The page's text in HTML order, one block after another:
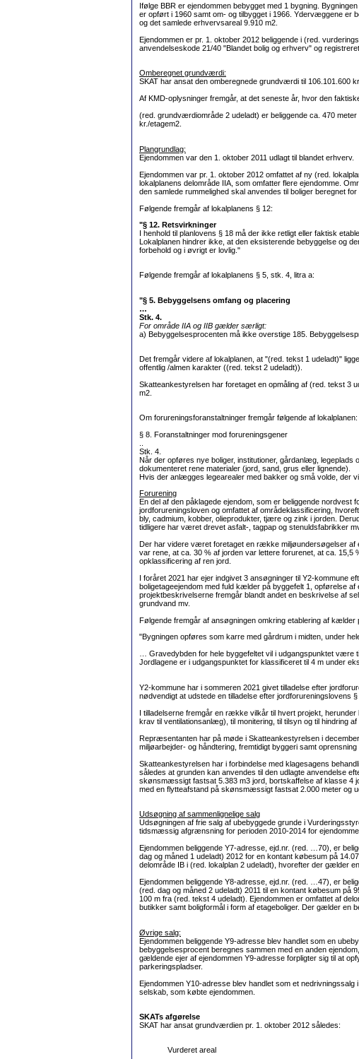
Ifølge BBR er ejendommen bebygget med 1 bygning.
er opført i 1960 samt om- og tilbygget i 1966. Ydervæggene er
og det samlede erhvervsareal 9.910 m2.
Ejendommen er pr. 1. oktober 2012 beliggende i (red.
anvendelseskode 21/40 "Blandet bolig og erhverv" og
Omberegnet grundværdi:
SKAT har ansat den omberegnede grundværdi til 106.101.600
Af KMD-oplysninger fremgår, at det seneste år, hvor den
(red. grundværdiområde 2 udeladt) er beliggende ca. 470
kr./etagem2.
Plangrundlag:
Ejendommen var den 1. oktober 2011 udlagt til blandet erhverv.
Ejendommen var pr. 1. oktober 2012 omfattet af ny (red.
lokalplanens delområde IIA, som omfatter flere ejendomme.
den samlede rummelighed skal anvendes til boliger beregnet for
Følgende fremgår af lokalplanens § 12:
"§ 12. Retsvirkninger
I henhold til planlovens § 18 må der ikke retligt eller faktisk
Lokalplanen hindrer ikke, at den eksisterende bebyggelse og
forbehold og i øvrigt er lovlig."
Følgende fremgår af lokalplanens § 5, stk. 4, litra a:
"§ 5. Bebyggelsens omfang og placering
…
Stk. 4.
For område IIA og IIB gælder særligt:
a) Bebyggelsesprocenten må ikke overstige 185.
Det fremgår videre af lokalplanen, at "(red. tekst 1 udeladt)"
offentlig /almen karakter ((red. tekst 2 udeladt)).
Skatteankestyrelsen har foretaget en opmåling af (red. tekst 3
m2.
Om forureningsforanstaltninger fremgår følgende af lokalplanen:
§ 8. Foranstaltninger mod forureningsgener
Stk. 4.
Når der opføres nye boliger, institutioner, gårdanlæg,
dokumenteret rene materialer (jord, sand, grus eller lignende).
Hvis der anlægges legearealer med bakker og små volde, der
Forurening
En del af den påklagede ejendom, som er beliggende nordvest
jordforureningsloven og omfattet af områdeklassificering,
bly, cadmium, kobber, olieprodukter, tjære og zink i jorden.
tidligere har været drevet asfalt-, tagpap og stenuldsfabrikker
Der har videre været foretaget en række miljøundersøgelser af
var rene, at ca. 30 % af jorden var lettere forurenet, at ca.
opklassificering af ren jord.
I foråret 2021 har ejer indgivet 3 ansøgninger til Y2-kommune
boligetageejendom med fuld kælder på byggefelt 1, opførelse
projektbeskrivelserne fremgår blandt andet en beskrivelse af
grundvand mv.
Følgende fremgår af ansøgningen omkring etablering af kælder
"Bygningen opføres som karre med gårdrum i midten, under
… Gravedybden for hele byggefeltet vil i udgangspunktet være
Jordlagene er i udgangspunktet for klassificeret til 4 m under
Y2-kommune har i sommeren 2021 givet tilladelse efter
nødvendigt at udstede en tilladelse efter jordforureningslovens
I tilladelserne fremgår en række vilkår til hvert projekt,
krav til ventilationsanlæg), til monitering, til tilsyn og til hindring
Repræsentanten har på møde i Skatteankestyrelsen i
miljøarbejder- og håndtering, fremtidigt byggeri samt
Skatteankestyrelsen har i forbindelse med klagesagens
således at grunden kan anvendes til den udlagte anvendelse
skønsmæssigt fastsat 5.383 m3 jord, bortskaffelse af klasse 4
med en flytteafstand på skønsmæssigt fastsat 2.000 meter og
Udsøgning af sammenlignelige salg
Udsøgningen af frie salg af ubebyggede grunde i
tidsmæssig afgrænsning for perioden 2010-2014 for
Ejendommen beliggende Y7-adresse, ejd.nr. (red. …70), er
dag og måned 1 udeladt) 2012 for en kontant købesum på
delområde IB i (red. lokalplan 2 udeladt), hvorefter der gælder
Ejendommen beliggende Y8-adresse, ejd.nr. (red. …47), er
(red. dag og måned 2 udeladt) 2011 til en kontant købesum på
100 m fra (red. tekst 4 udeladt). Ejendommen er omfattet af
butikker samt boligformål i form af etageboliger. Der gælder en
Øvrige salg:
Ejendommen beliggende Y9-adresse blev handlet som en
bebyggelsesprocent beregnes sammen med en anden
gældende ejer af ejendommen Y9-adresse forpligter sig til at
parkeringspladser.
Ejendommen Y10-adresse blev handlet som et
selskab, som købte ejendommen.
SKATs afgørelse
SKAT har ansat grundværdien pr. 1. oktober 2012 således:
Vurderet areal